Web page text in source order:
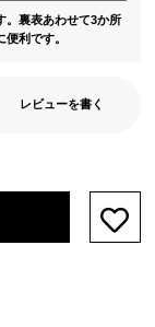
。裏表あわせて3か所
利です。
レビューを書く